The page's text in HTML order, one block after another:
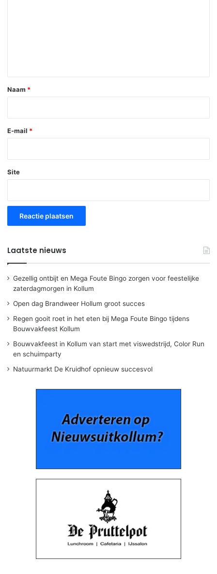
*
Naam *
E-mail *
Site
Laatste nieuws
Gezellig ontbijt en Mega Foute Bingo zorgen voor feestelijke
zaterdagmorgen in Kollum
Open dag Brandweer Hollum groot succes
Regen gooit roet in het eten bij Mega Foute Bingo tijdens
Bouwvakfeest Kollum
Bouwvakfeest in Kollum van start met viswedstrijd, Color Run
en schuimparty
Natuurmarkt De Kruidhof opnieuw succesvol